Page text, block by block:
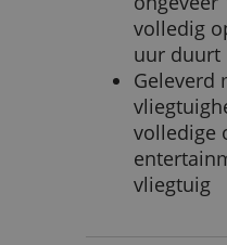
volledig
uur duurt
Geleverd
volledige
vliegtuig